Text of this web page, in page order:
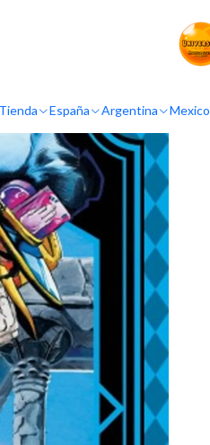
Tienda España Argentina Mexico